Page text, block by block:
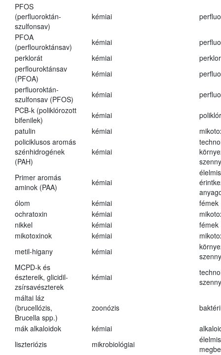
PFOS
(perfluoroktán-
szulfonsav)
kémiai
PFOA
(perflouroktánsav)
kémiai
perklorát
kémiai
perflouroktánsav
(PFOA)
kémiai
perfluoroktán-
szulfonsav (PFOS)
kémiai
PCB-k (poliklórozott
bifenilek)
kémiai
patulin
kémiai
policiklusos aromás
szénhidrogének
(PAH)
kémiai
Primer aromás
aminok (PAA)
kémiai
ólom
kémiai
fémek
ochratoxin
kémiai
nikkel
kémiai
fémek
mikotoxinok
kémiai
metil-higany
kémiai
MCPD-k és
észtereik, glicidil-
zsírsavészterek
kémiai
máltai láz
(brucellózis,
Brucella spp.)
zoonózis
mák alkaloidok kémiai
liszteriózis
mikrobiológiai